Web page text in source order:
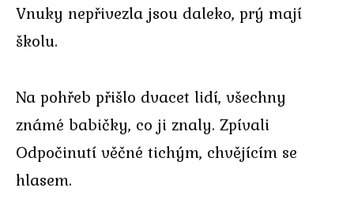
Vnuky nepřivezla jsou daleko, prý mají
školu.
Na pohřeb přišlo dvacet lidí, všechny
známé babičky, co ji znaly. Zpívali
Odpočinutí věčné tichým, chvějícím se
hlasem.